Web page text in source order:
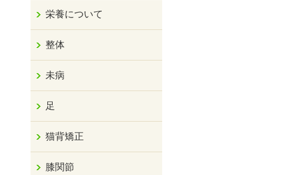
栄養について
整体
未病
足
猫背矯正
膝関節